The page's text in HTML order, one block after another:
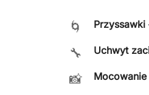
🌀 Przyssawki
🔧 Uchwyt
📸